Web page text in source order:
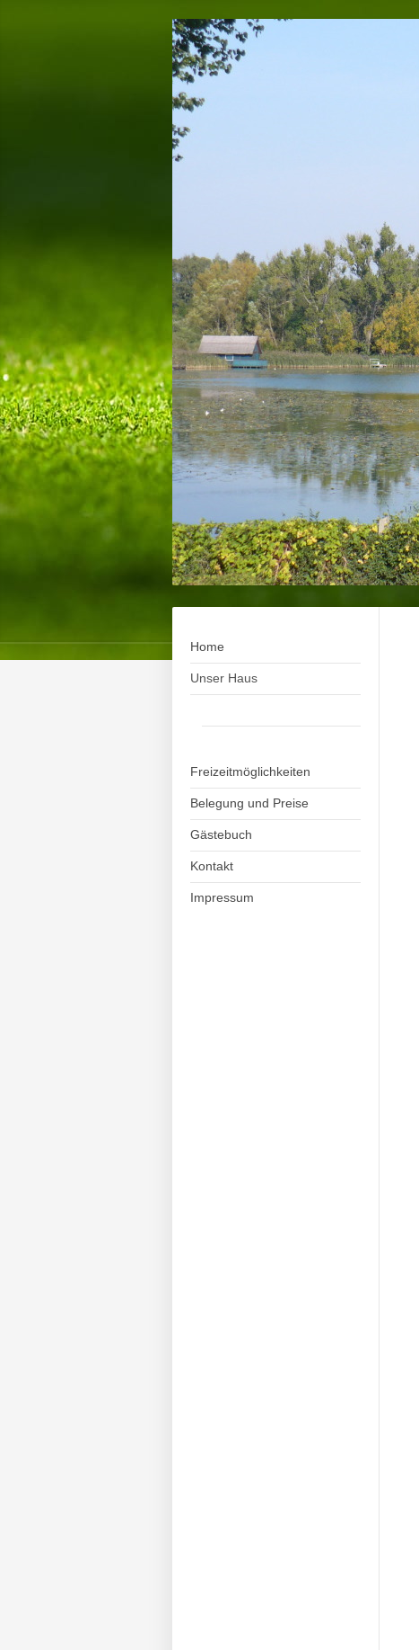
Home
Unser Haus
Freizeitmöglichkeiten
Belegung und Preise
Gästebuch
Kontakt
Impressum